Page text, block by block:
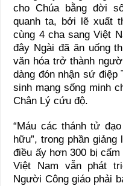
cho Chúa bằng đời
quanh ta, bởi lẽ xuất
cùng 4 cha sang Việt
đây Ngài đã ăn uống
văn hóa trở thành
dàng đón nhận sứ điệp
sinh mạng sống minh
Chân Lý cứu độ.
“Máu các thánh tử
hữu”, trong phần
điều ấy hơn 300 bị
Việt Nam vẫn phát
Người Công giáo phải